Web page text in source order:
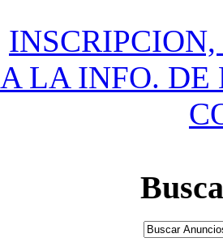
LA INFO. DE